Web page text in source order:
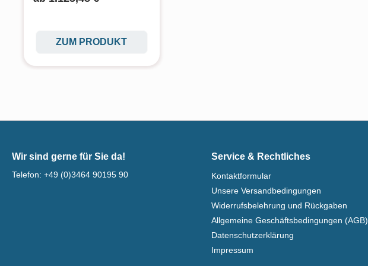
ZUM PRODUKT
Wir sind gerne für Sie da!
Telefon: +49 (0)3464 90195 90
Service & Rechtliches
Kontaktformular
Unsere Versandbedingungen
Widerrufsbelehrung und Rückgaben
Allgemeine Geschäftsbedingungen (AGB)
Datenschutzerklärung
Impressum